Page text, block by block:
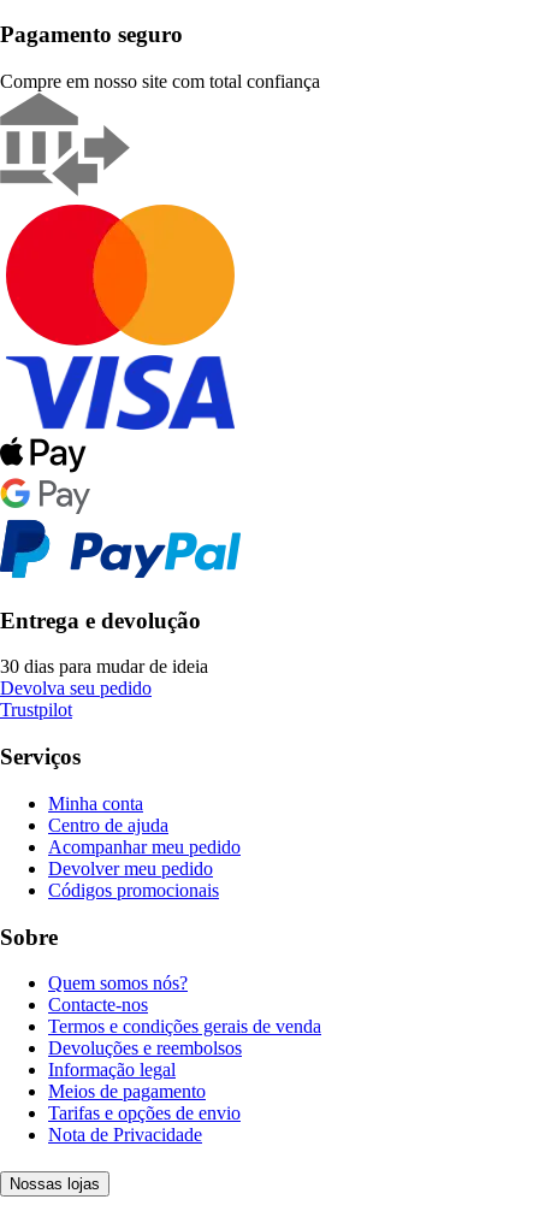
Pagamento seguro
Compre em nosso site com total confiança
Entrega e devolução
30 dias para mudar de ideia
Devolva seu pedido
Trustpilot
Serviços
Minha conta
Centro de ajuda
Acompanhar meu pedido
Devolver meu pedido
Códigos promocionais
Sobre
Quem somos nós?
Contacte-nos
Termos e condições gerais de venda
Devoluções e reembolsos
Informação legal
Meios de pagamento
Tarifas e opções de envio
Nota de Privacidade
Nossas lojas